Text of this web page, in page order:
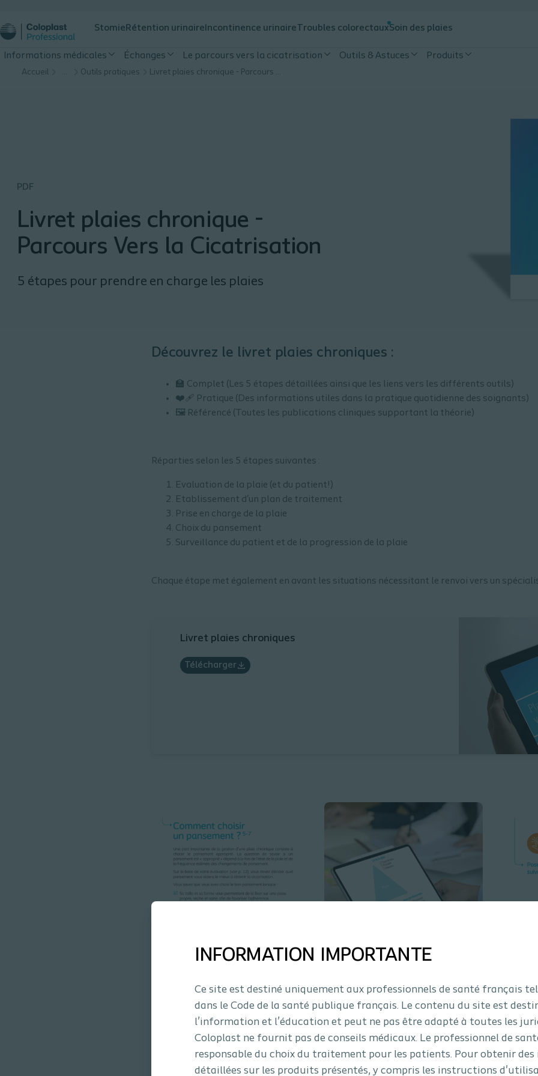
Stomie Rétention urinaire Incontinence urinaire Troubles colorectauxSoin des plaies
Informations médicales Échanges Le parcours vers la cicatrisation Outils & Astuces Produits
Accueil … Outils pratiques Livret plaies chronique - Parcours Vers la Cicatrisation
INFORMATION IMPORTANTE
Ce site est destiné uniquement aux professionnels de santé français
dans le Code de la santé publique français. Le contenu du site est
l’information et l’éducation et peut ne pas être adapté à toutes les
Coloplast ne fournit pas de conseils médicaux. Le professionnel de
responsable du choix du traitement pour les patients. Pour obtenir
détaillées sur les produits présentés, y compris les instructions
PDF
Livret plaies chronique -
Parcours Vers la Cicatrisation
5 étapes pour prendre en charge les plaies
Découvrez le livret plaies chroniques :
🏫 Complet (Les 5 étapes détaillées ainsi que les liens vers les différents outils)
❤️‍🩹 Pratique (Des informations utiles dans la pratique quotidienne des soignants)
🖼️ Référencé (Toutes les publications cliniques supportant la théorie)
Réparties selon les 5 étapes suivantes :
Evaluation de la plaie (et du patient!)
Etablissement d'un plan de traitement
Prise en charge de la plaie
Choix du pansement
Surveillance du patient et de la progression de la plaie
Chaque étape met également en avant les situations nécessitant le renvoi vers un
Livret plaies chroniques
Télécharger
Qu'est-ce que le Parcours Vers la Cicatrisation ?
Le Parcours Vers la Cicatrisation est un raisonnement clinique en 5 étapes, conçu pour
santé, spécialistes ou non, dans la prise en charge des plaies chroniques.